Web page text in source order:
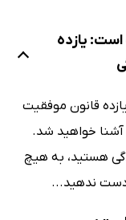
یازده
قانون موفقیت
آشنا خواهید شد.
هستید، به هیچ
دست ندهید...